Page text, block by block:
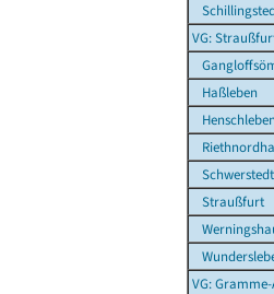
VG:
Haßleben
Schwerstedt
Straußfurt
VG: